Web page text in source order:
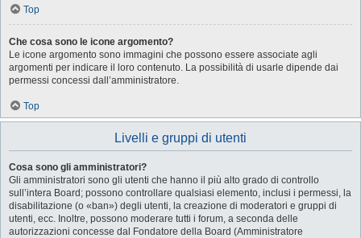
Top
Che cosa sono le icone argomento?
Le icone argomento sono immagini che possono essere associate agli
argomenti per indicare il loro contenuto. La possibilità di usarle dipende dai
permessi concessi dall’amministratore.
Top
Livelli e gruppi di utenti
Cosa sono gli amministratori?
Gli amministratori sono gli utenti che hanno il più alto grado di controllo
sull’intera Board; possono controllare qualsiasi elemento, inclusi i permessi, la
disabilitazione (o «ban») degli utenti, la creazione di moderatori e gruppi di
utenti, ecc. Inoltre, possono moderare tutti i forum, a seconda delle
autorizzazioni concesse dal Fondatore della Board (Amministratore